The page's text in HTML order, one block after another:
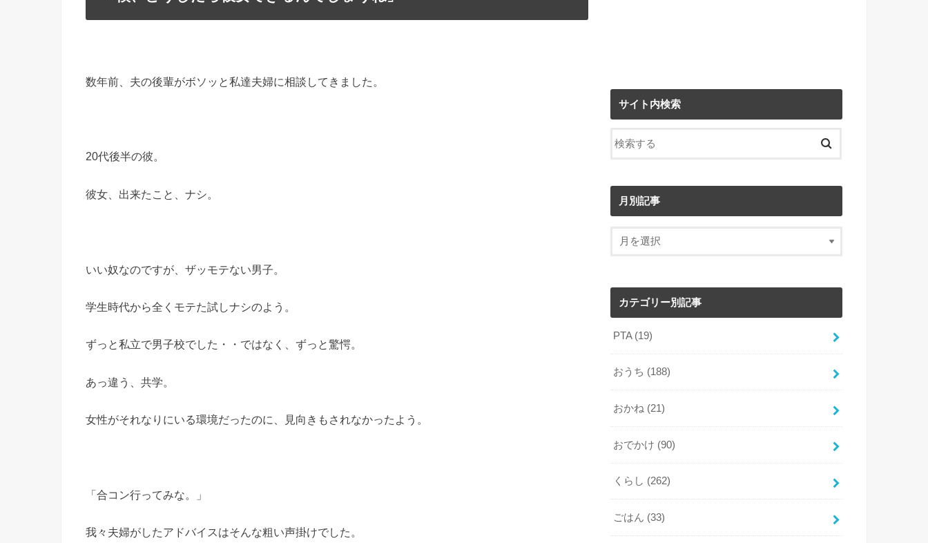
数年前、夫の後輩がボソッと私達夫婦に相談してきました。
20代後半の彼。
彼女、出来たこと、ナシ。
いい奴なのですが、ザッモテない男子。
学生時代から全くモテた試しナシのよう。
ずっと私立で男子校でした・・ではなく、ずっと驚愕。
あっ違う、共学。
女性がそれなりにいる環境だったのに、見向きもされなかったよう。
「合コン行ってみな。」
我々夫婦がしたアドバイスはそんな粗い声掛けでした。
サイト内検索
月別記事
カテゴリー別記事
PTA (19)
おうち (188)
おかね (21)
おでかけ (90)
くらし (262)
ごはん (33)